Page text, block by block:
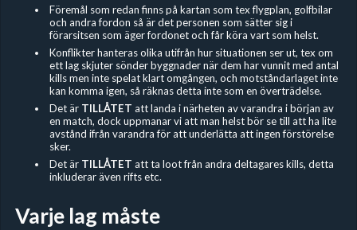
Föremål som redan finns på kartan som tex flygplan, golfbilar
och andra fordon så är det personen som sätter sig i
förarsitsen som äger fordonet och får köra vart som helst.
Konflikter hanteras olika utifrån hur situationen ser ut, tex om
ett lag skjuter sönder byggnader när dem har vunnit med antal
kills men inte spelat klart omgången, och motståndarlaget inte
kan komma igen, så räknas detta inte som en överträdelse.
Det är TILLÅTET att landa i närheten av varandra i början av
en match, dock uppmanar vi att man helst bör se till att ha lite
avstånd ifrån varandra för att underlätta att ingen förstörelse
sker.
Det är TILLÅTET att ta loot från andra deltagares kills, detta
inkluderar även rifts etc.
Varje lag måste